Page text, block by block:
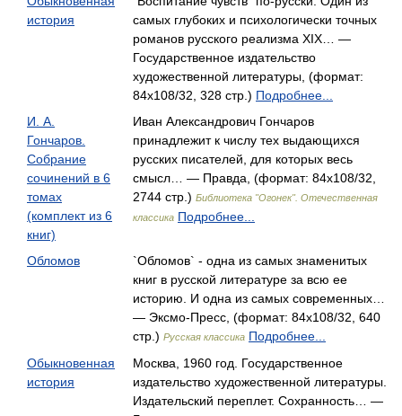
история
самых глубоких и психологически точных
романов русского реализма XIX… —
Государственное издательство
художественной литературы, (формат:
84x108/32, 328 стр.) Подробнее...
И. А.
Гончаров.
Собрание
сочинений в 6
томах
(комплект из 6
книг)
Иван Александрович Гончаров
принадлежит к числу тех выдающихся
русских писателей, для которых весь
смысл… — Правда, (формат: 84x108/32,
2744 стр.) Библиотека "Огонек". Отечественная
классика Подробнее...
Обломов
`Обломов` - одна из самых знаменитых
книг в русской литературе за всю ее
историю. И одна из самых современных…
— Эксмо-Пресс, (формат: 84x108/32, 640
стр.) Русская классика Подробнее...
Обыкновенная
история
Москва, 1960 год. Государственное
издательство художественной литературы.
Издательский переплет. Сохранность… —